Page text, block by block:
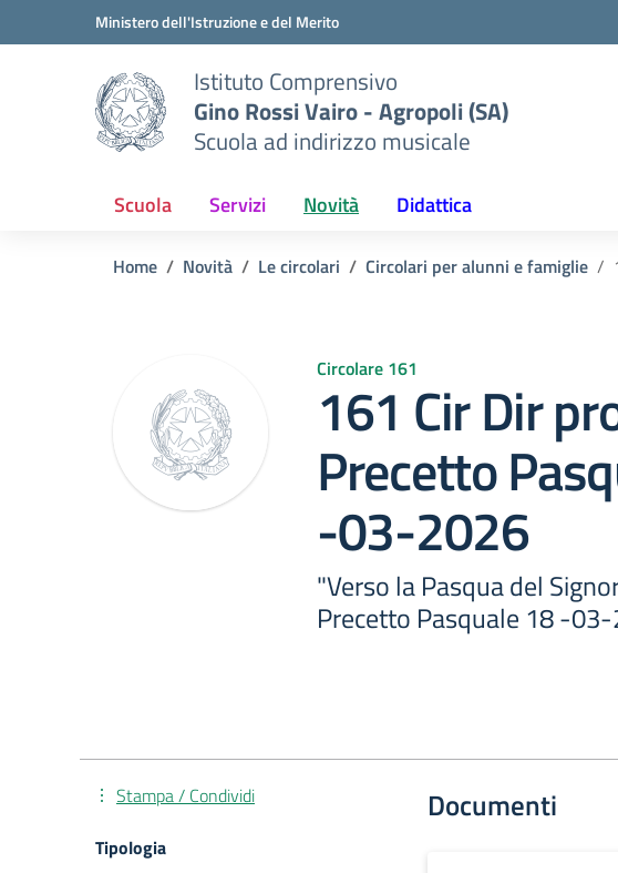
Vai ai contenuti
Vai al menu di navigazioneMinistero dell'Istruzione e del Merito
Istituto Comprensivo
Gino Rossi Vairo - Agropoli (SA)
Scuola ad indirizzo musicale
Scuola Servizi Novità Didattica
Home Novità Le circolari Circolari per alunni e famiglie
Circolare 161
161 Cir Dir
Precetto
-03-2026
"Verso la Pasqua del
Precetto Pasquale 18 -
Documenti
Stampa / Condividi
Tipologia